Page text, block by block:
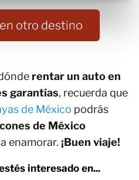
otro destino
rentar un auto en
garantías, recuerda que
de México podrás
de México
enamorar. ¡Buen viaje!
interesado en...